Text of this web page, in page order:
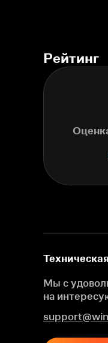
Рейтинг
Мы с
на